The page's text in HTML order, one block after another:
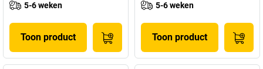
5-6 weken
Toon product
5-6 weken
Toon product